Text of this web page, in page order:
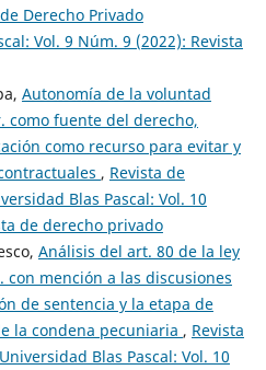
Derecho Privado
Vol. 9 Núm. 9 (2022): Revista
Autonomía de la voluntad
como fuente del derecho,
como recurso para evitar y
, Revista de
Blas Pascal: Vol. 10
de derecho privado
Análisis del art. 80 de la ley
con mención a las discusiones
de sentencia y la etapa de
la condena pecuniaria , Revista
Blas Pascal: Vol. 10